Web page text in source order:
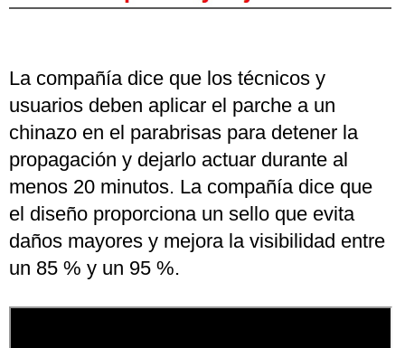
La compañía dice que los técnicos y
usuarios deben aplicar el parche a un
chinazo en el parabrisas para detener la
propagación y dejarlo actuar durante al
menos 20 minutos. La compañía dice que
el diseño proporciona un sello que evita
daños mayores y mejora la visibilidad entre
un 85 % y un 95 %.